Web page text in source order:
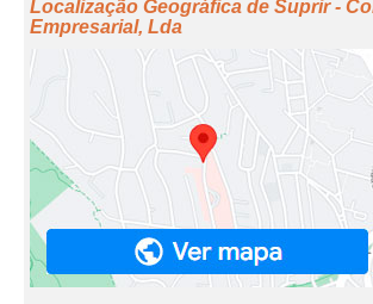
Localização Geográfica de Suprir -
Empresarial, Lda